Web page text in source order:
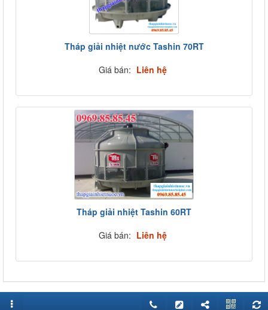
Tháp giải nhiệt nước Tashin 70RT
Giá bán: Liên hệ
Tháp giải nhiệt Tashin 60RT
Giá bán: Liên hệ